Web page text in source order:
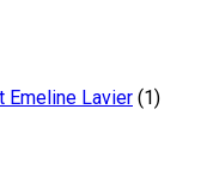
Emeline Lavier (1)